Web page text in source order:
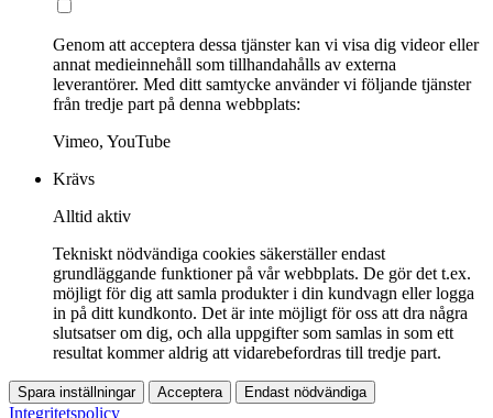
Genom att acceptera dessa tjänster kan vi visa dig videor eller
annat medieinnehåll som tillhandahålls av externa
leverantörer. Med ditt samtycke använder vi följande tjänster
från tredje part på denna webbplats:
Vimeo, YouTube
Krävs
Alltid aktiv
Tekniskt nödvändiga cookies säkerställer endast
grundläggande funktioner på vår webbplats. De gör det t.ex.
möjligt för dig att samla produkter i din kundvagn eller logga
in på ditt kundkonto. Det är inte möjligt för oss att dra några
slutsatser om dig, och alla uppgifter som samlas in som ett
resultat kommer aldrig att vidarebefordras till tredje part.
Spara inställningar Acceptera Endast nödvändiga
Integritetspolicy